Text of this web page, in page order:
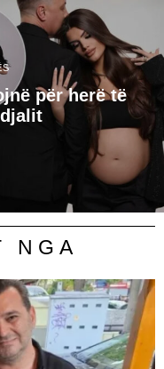
për herë të
NGA